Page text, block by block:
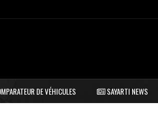
DE VÉHICULES SAYARTI NEWS